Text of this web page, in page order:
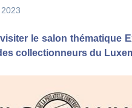
le salon thématique
collectionneurs du